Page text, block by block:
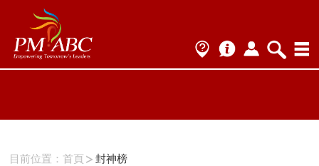
ProName1=
Scategory=1
ProName2=PMP
Scategory=1
目前位置：首頁
封神榜